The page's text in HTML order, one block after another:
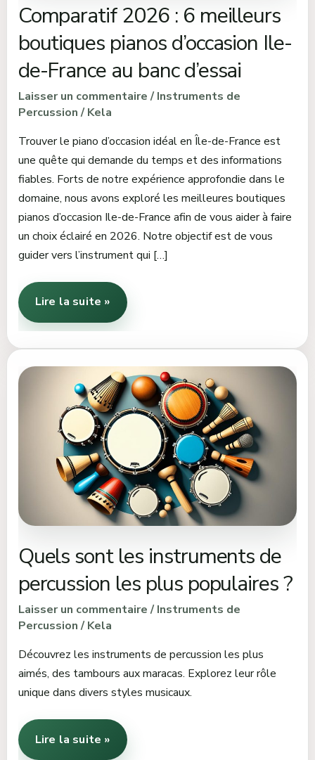
Comparatif 2026 : 6 meilleurs
boutiques pianos d’occasion Ile-
de-France au banc d’essai
Laisser un commentaire /Instruments de
Percussion/Kela
Trouver le piano d’occasion idéal en Île-de-France est
une quête qui demande du temps et des informations
fiables. Forts de notre expérience approfondie dans le
domaine, nous avons exploré les meilleures boutiques
pianos d’occasion Ile-de-France afin de vous aider à faire
un choix éclairé en 2026. Notre objectif est de vous
guider vers l’instrument qui […]
au
banc
d’essai
Lire la suite »
Quels sont les instruments de
percussion les plus populaires ?
Laisser un commentaire /Instruments de
Percussion/Kela
Découvrez les instruments de percussion les plus
aimés, des tambours aux maracas. Explorez leur rôle
unique dans divers styles musicaux.
instruments
percussion
populaires
Lire la suite »